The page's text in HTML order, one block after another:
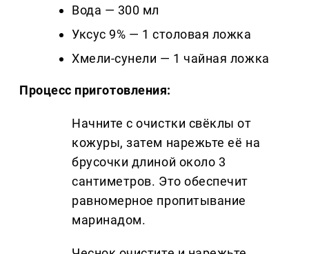
Вода — 300 мл
Уксус 9% — 1 столовая ложка
Хмели-сунели — 1 чайная ложка
Процесс приготовления:
Начните с очистки свёклы от
кожуры, затем нарежьте её на
брусочки длиной около 3
сантиметров. Это обеспечит
равномерное пропитывание
маринадом.